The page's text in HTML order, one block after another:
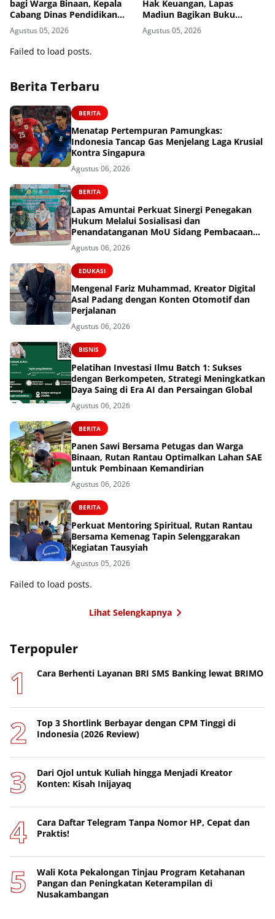
bagi Warga Binaan, Kepala
Cabang Dinas Pendidikan
Wilayah Madiun Kunjungi
Lapas Madiun
Agustus 05, 2026
Hak Keuangan, Lapas
Madiun Bagikan Buku
Tabungan dan ATM BRI
kepada Warga Binaan
Agustus 05, 2026
Failed to load posts.
Berita Terbaru
BERITA
Menatap Pertempuran Pamungkas:
Indonesia Tancap Gas Menjelang Laga Krusial
Kontra Singapura
Agustus 06, 2026
BERITA
Lapas Amuntai Perkuat Sinergi Penegakan
Hukum Melalui Sosialisasi dan
Penandatanganan MoU Sidang Pembacaan
Putusan Banding
Agustus 06, 2026
EDUKASI
Mengenal Fariz Muhammad, Kreator Digital
Asal Padang dengan Konten Otomotif dan
Perjalanan
Agustus 06, 2026
BISNIS
Pelatihan Investasi Ilmu Batch 1: Sukses
dengan Berkompeten, Strategi Meningkatkan
Daya Saing di Era AI dan Persaingan Global
Agustus 06, 2026
BERITA
Panen Sawi Bersama Petugas dan Warga
Binaan, Rutan Rantau Optimalkan Lahan SAE
untuk Pembinaan Kemandirian
Agustus 06, 2026
BERITA
Perkuat Mentoring Spiritual, Rutan Rantau
Bersama Kemenag Tapin Selenggarakan
Kegiatan Tausyiah
Agustus 05, 2026
Failed to load posts.
Lihat Selengkapnya
Terpopuler
Cara Berhenti Layanan BRI SMS Banking lewat BRIMO
Top 3 Shortlink Berbayar dengan CPM Tinggi di
Indonesia (2026 Review)
Dari Ojol untuk Kuliah hingga Menjadi Kreator
Konten: Kisah Inijayaq
Cara Daftar Telegram Tanpa Nomor HP, Cepat dan
Praktis!
Wali Kota Pekalongan Tinjau Program Ketahanan
Pangan dan Peningkatan Keterampilan di
Nusakambangan